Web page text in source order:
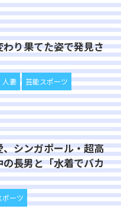
り果てた姿で発見さ
人妻 芸能スポーツ
シンガポール・超高
長男と「水着でバカ
ポーツ